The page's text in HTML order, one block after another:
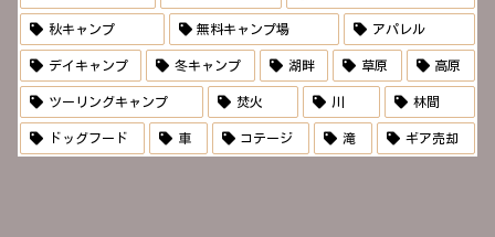
秋キャンプ 無料キャンプ場 アパレル
デイキャンプ 冬キャンプ 湖畔 草原 高原
ツーリングキャンプ 焚火 川 林間
ドッグフード 車 コテージ 滝 ギア売却